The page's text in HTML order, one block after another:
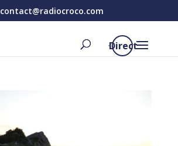
contact@radiocroco.com
Direct